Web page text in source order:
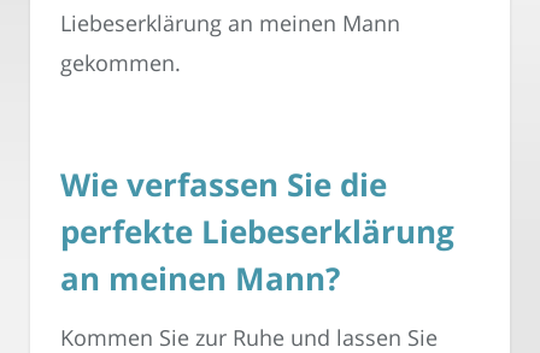
Liebeserklärung an meinen Mann
gekommen.
Wie verfassen Sie die
perfekte Liebeserklärung
an meinen Mann?
Kommen Sie zur Ruhe und lassen Sie